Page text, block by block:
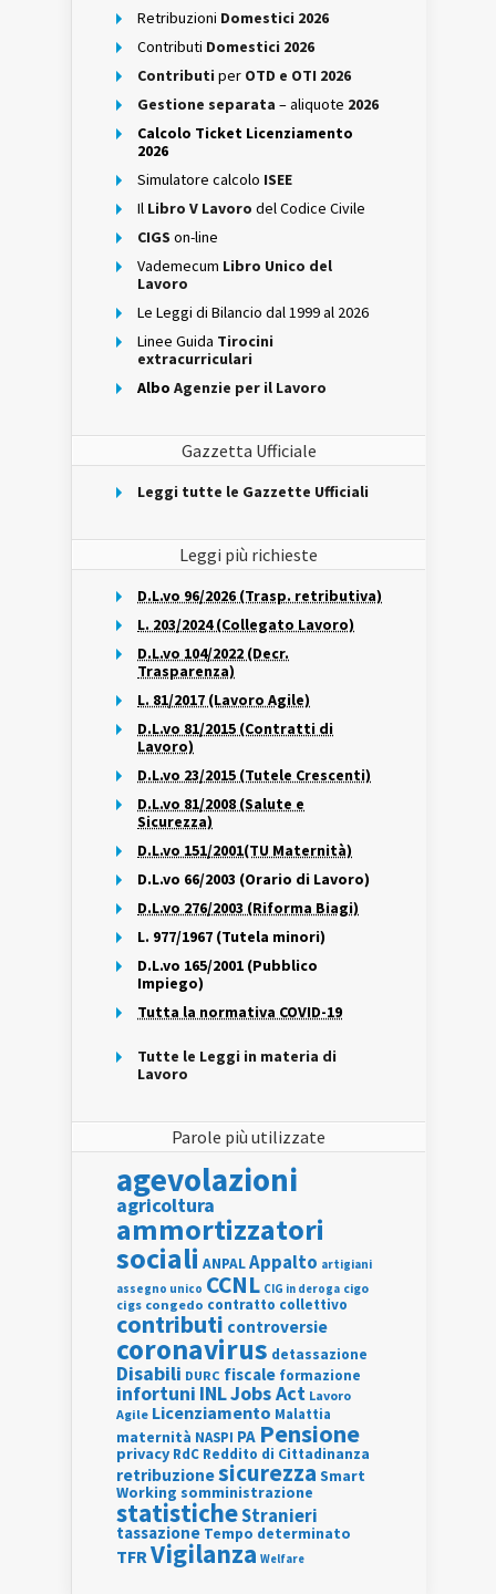
Retribuzioni Domestici 2026
Contributi Domestici 2026
Contributi per OTD e OTI 2026
Gestione separata – aliquote 2026
Calcolo Ticket Licenziamento
2026
Simulatore calcolo ISEE
Il Libro V Lavoro del Codice Civile
CIGS on-line
Vademecum Libro Unico del
Lavoro
Le Leggi di Bilancio dal 1999 al 2026
Linee Guida Tirocini
extracurriculari
Albo Agenzie per il Lavoro
Gazzetta Ufficiale
Leggi tutte le Gazzette Ufficiali
Leggi più richieste
D.L.vo 96/2026 (Trasp. retributiva)
L. 203/2024 (Collegato Lavoro)
D.L.vo 104/2022 (Decr.
Trasparenza)
L. 81/2017 (Lavoro Agile)
D.L.vo 81/2015 (Contratti di
Lavoro)
D.L.vo 23/2015 (Tutele Crescenti)
D.L.vo 81/2008 (Salute e
Sicurezza)
D.L.vo 151/2001(TU Maternità)
D.L.vo 66/2003 (Orario di Lavoro)
D.L.vo 276/2003 (Riforma Biagi)
L. 977/1967 (Tutela minori)
D.L.vo 165/2001 (Pubblico
Impiego)
Tutta la normativa COVID-19
Tutte le Leggi in materia di
Lavoro
Parole più utilizzate
agevolazioni
agricoltura
ammortizzatori
sociali ANPALAppalto artigiani
assegno unico CCNL CIG in deroga cigo
cigs congedo contratto collettivo
contributi controversie
coronavirus detassazione
Disabili DURC fiscale formazione
infortuni INLJobs Act Lavoro
Agile Licenziamento Malattia
maternità NASPI PA Pensione
privacy RdC Reddito di Cittadinanza
retribuzionesicurezza Smart
Working somministrazione
statisticheStranieri
tassazione Tempo determinato
TFRVigilanza Welfare